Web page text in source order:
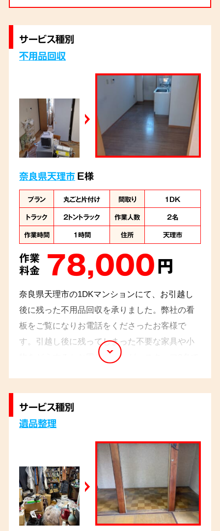
サービス種別
不用品回収
奈良県天理市E様
プラン 丸ごと片付け 間取り
1DK
トラック
2トントラック 作業人数
2名
作業時間
1時間 住所 天理市
作業
料金 78,000円
奈良県天理市の1DKマンションにて、お引越し
後に残った不用品回収を承りました。弊社の看
板をご覧になりお電話をくださったお客様で
す。引越し後に残ってしまった不要な家具や小
物をどうするかお困りでしたが、スタッフ2名で
サービス種別
遺品整理